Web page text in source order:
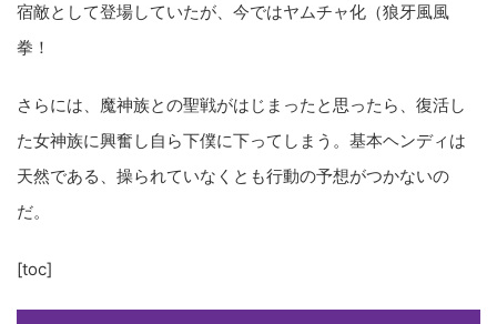
宿敵として登場していたが、今ではヤムチャ化（狼牙風風
拳！
さらには、魔神族との聖戦がはじまったと思ったら、復活し
た女神族に興奮し自ら下僕に下ってしまう。基本ヘンディは
天然である、操られていなくとも行動の予想がつかないの
だ。
[toc]